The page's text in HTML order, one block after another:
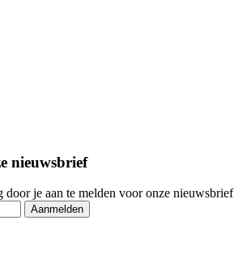
nieuwsbrief
je aan te melden voor onze nieuwsbrief
Aanmelden